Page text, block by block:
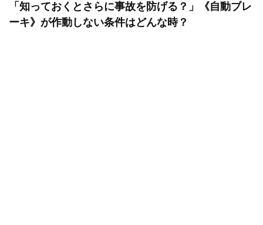
「知っておくとさらに事故を防げる？」《自動ブレ
ーキ》が作動しない条件はどんな時？